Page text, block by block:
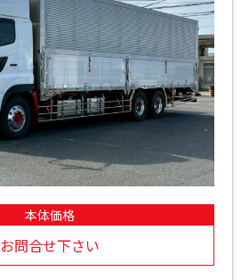
本体価格
お問合せ下さい